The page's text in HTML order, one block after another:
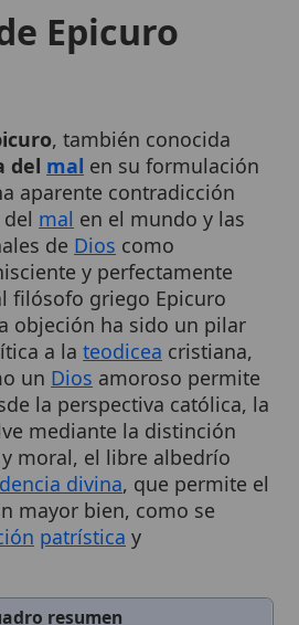
contradicción
malen el mundo y las
deDioscomo
y perfectamente
griego Epicuro
ha sido un pilar
a lateodiceacristiana,
unDiosamoroso permite
la perspectiva católica, la
mediante la distinción
el libre albedrío
divina, que permite el
bien, como se
patrísticay
resumen